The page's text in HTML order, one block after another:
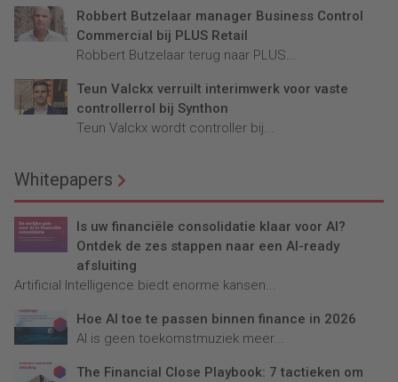
Robbert Butzelaar manager Business Control
Commercial bij PLUS Retail
Robbert Butzelaar terug naar PLUS...
Teun Valckx verruilt interimwerk voor vaste
controllerrol bij Synthon
Teun Valckx wordt controller bij...
Whitepapers
Is uw financiële consolidatie klaar voor AI?
Ontdek de zes stappen naar een AI-ready
afsluiting
Artificial Intelligence biedt enorme kansen...
Hoe AI toe te passen binnen finance in 2026
AI is geen toekomstmuziek meer...
The Financial Close Playbook: 7 tactieken om